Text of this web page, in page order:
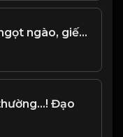
Tự mãn là cái bẫy ngọt ngào, giết chết tài năng trong im lặng! Đạo
Đạo